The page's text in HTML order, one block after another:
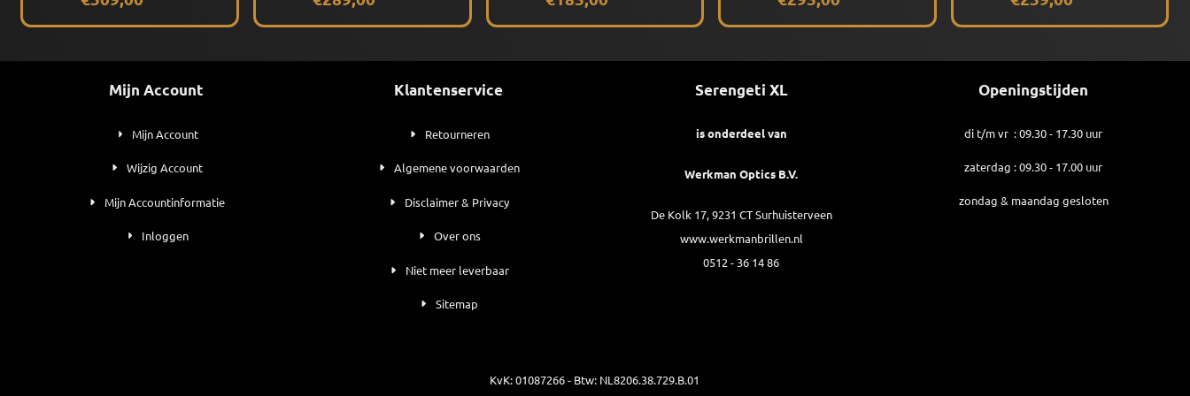
Mijn Account
Mijn Account
Wijzig Account
Mijn Accountinformatie
Inloggen
Klantenservice
Retourneren
Algemene voorwaarden
Disclaimer & Privacy
Over ons
Niet meer leverbaar
Sitemap
Serengeti XL
is onderdeel van
Werkman Optics B.V.
De Kolk 17, 9231 CT Surhuisterveen
www.werkmanbrillen.nl
0512 - 36 14 86
Openingstijden
di t/m vr : 09.30 - 17.30 uur
zaterdag : 09.30 - 17.00 uur
zondag & maandag gesloten
KvK: 01087266 - Btw: NL8206.38.729.B.01